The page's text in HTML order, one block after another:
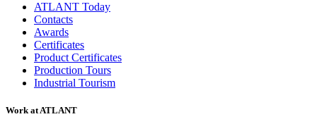
ATLANT Today
Contacts
Awards
Certificates
Product Certificates
Production Tours
Industrial Tourism
Work at ATLANT